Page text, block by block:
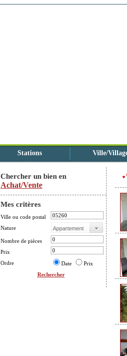
Stations Ville/
Chercher un bien en
Achat/Vente
Mes critères
Ville ou code postal
Nature
Nombre de pièces
Prix
Ordre
Date
Prix
Rechercher